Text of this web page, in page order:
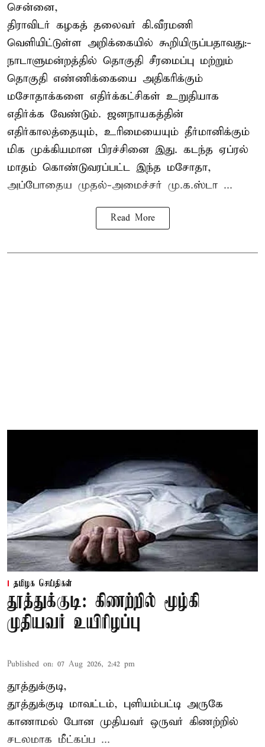
சென்னை,
திராவிடர் கழகத் தலைவர் கி.வீரமணி
வெளியிட்டுள்ள அறிக்கையில் கூறியிருப்பதாவது:-
நாடாளுமன்றத்தில் தொகுதி சீரமைப்பு மற்றும்
தொகுதி எண்ணிக்கையை அதிகரிக்கும்
மசோதாக்களை எதிர்க்கட்சிகள் உறுதியாக
எதிர்க்க வேண்டும். ஜனநாயகத்தின்
எதிர்காலத்தையும், உரிமையையும் தீர்மானிக்கும்
மிக முக்கியமான பிரச்சினை இது. கடந்த ஏப்ரல்
மாதம் கொண்டுவரப்பட்ட இந்த மசோதா,
அப்போதைய முதல்-அமைச்சர் மு.க.ஸ்டா ...
Read More
தமிழக செய்திகள்
தூத்துக்குடி: கிணற்றில் மூழ்கி
முதியவர் உயிரிழப்பு
Published on: 07 Aug 2026, 2:42 pm
தூத்துக்குடி,
தூத்துக்குடி மாவட்டம், புளியம்பட்டி அருகே
காணாமல் போன முதியவர் ஒருவர் கிணற்றில்
சடலமாக மீட்கப்ப ...